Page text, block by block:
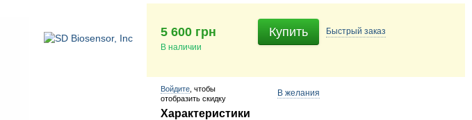
5 600 грн
В наличии
Купить Быстрый заказ
Войдите , чтобы
отобразить скидку
В желания
Характеристики